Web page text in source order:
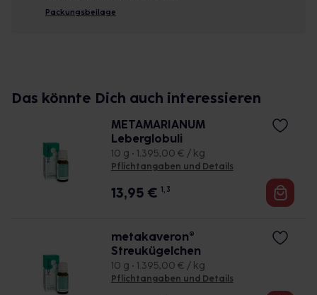
Packungsbeilage und fragen Sie Ihre Ärztin, Ihren
Packungsbeilage
Das könnte Dich auch interessieren
METAMARIANUM
Leberglobuli
10 g • 1.395,00 € / kg
Pflichtangaben und Details
13,95 € 1, 3
metakaveron®
Streukügelchen
10 g • 1.395,00 € / kg
Pflichtangaben und Details